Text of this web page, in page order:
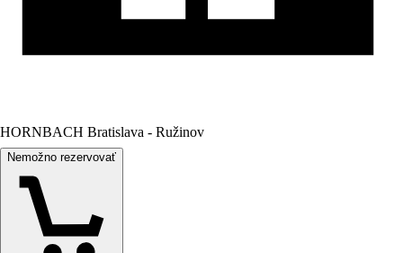
HORNBACH Bratislava - Ružinov
Nemožno rezervovať